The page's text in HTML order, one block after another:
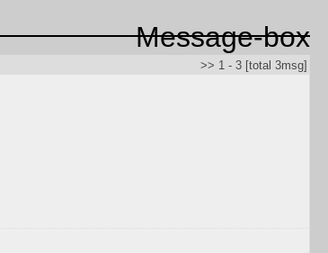
Message-box
>> 1 - 3 [total 3msg]